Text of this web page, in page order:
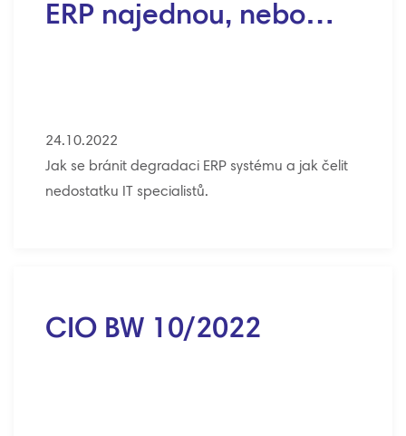
ERP najednou, nebo…
24.10.2022
Jak se bránit degradaci ERP systému a jak čelit
nedostatku IT specialistů.
CIO BW 10/2022